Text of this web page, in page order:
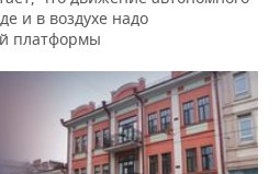
и в воздухе надо
платформы